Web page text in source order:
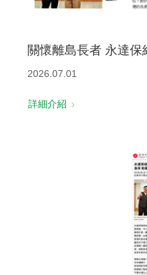
關懷離島長者 永達保
2026.07.01
詳細介紹